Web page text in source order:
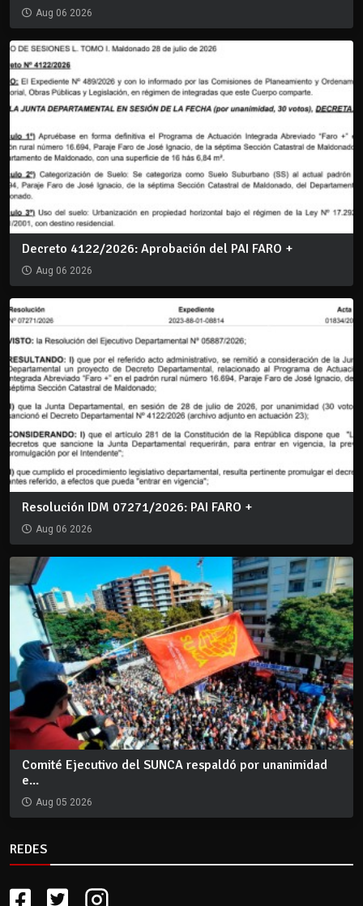
Aug 06 2026
Decreto 4122/2026: Aprobación del PAI FARO +
Aug 06 2026
Resolución IDM 07271/2026: PAI FARO +
Aug 06 2026
Comité Ejecutivo del SUNCA respaldó por unanimidad
e...
Aug 05 2026
REDES